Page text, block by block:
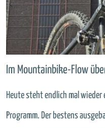
Im Mountainbike-Flow
Heute steht endlich mal
Programm. Der bestens